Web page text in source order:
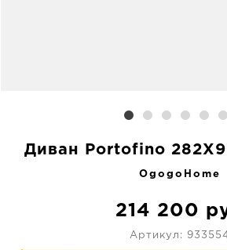
Диван Portofino
OgogoHome
214 200
Артикул: